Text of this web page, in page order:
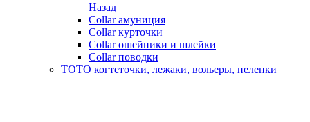
Назад
Collar амуниция
Collar курточки
Collar ошейники и шлейки
Collar поводки
ТОТО когтеточки, лежаки, вольеры, пеленки